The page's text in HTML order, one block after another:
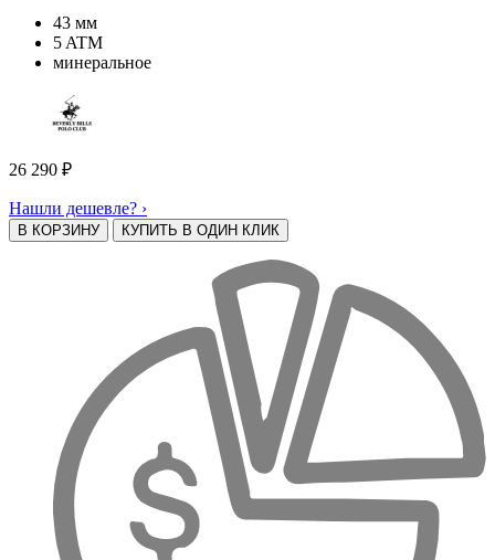
43 мм
5 ATM
минеральное
26 290 ₽
Нашли дешевле? ›
В КОРЗИНУ КУПИТЬ В ОДИН КЛИК